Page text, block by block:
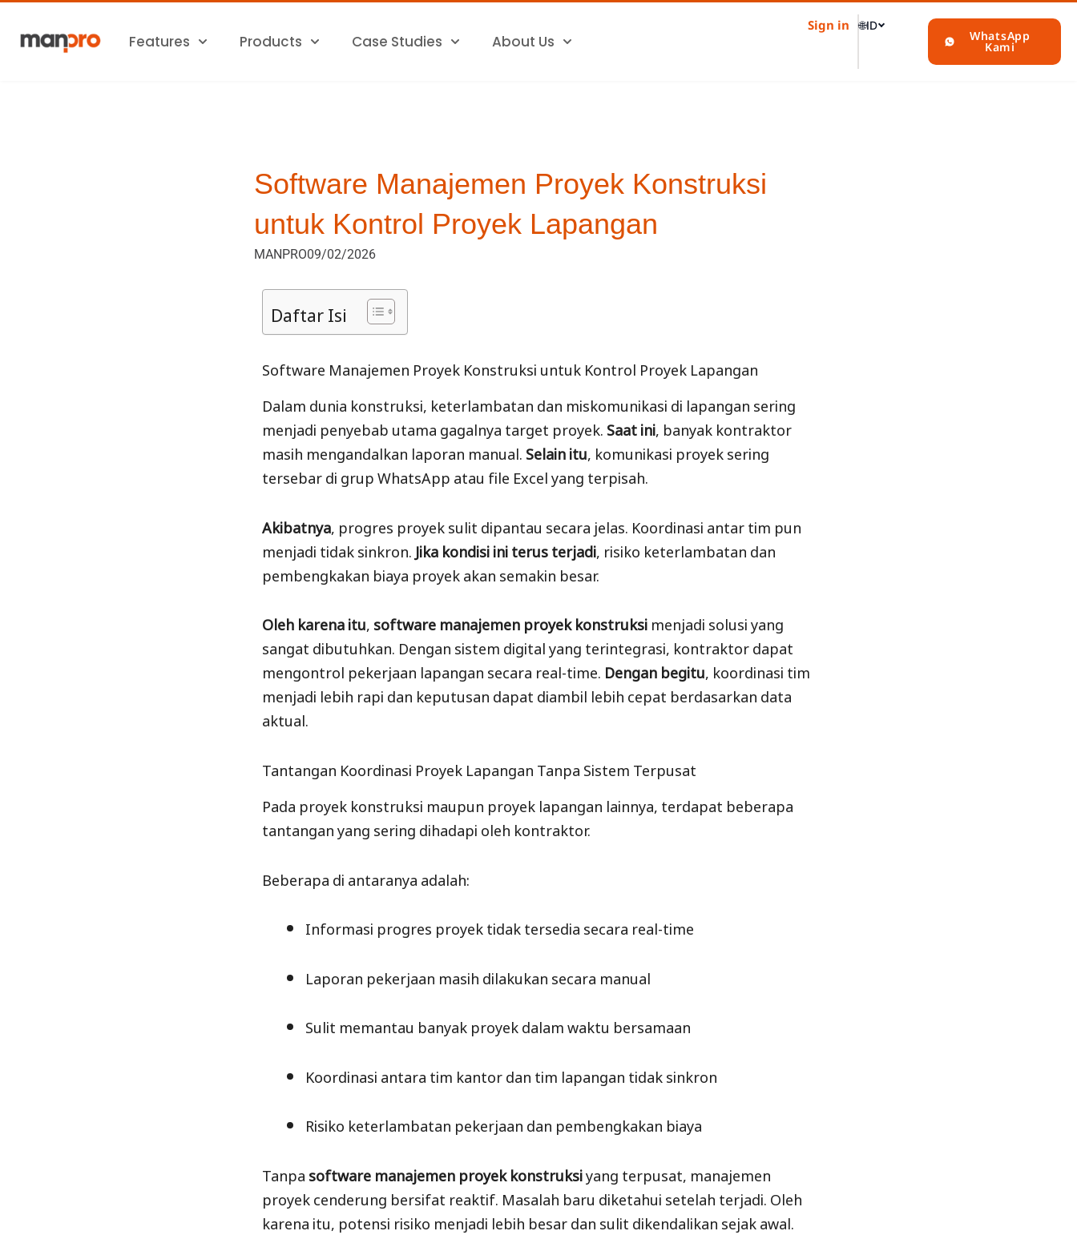
content
Features Products Case Studies About Us
Sign in 🌐ID
WhatsApp
Kami
Software Manajemen Proyek Konstruksi
untuk Kontrol Proyek Lapangan
MANPRO09/02/2026
Daftar Isi
Software Manajemen Proyek Konstruksi untuk Kontrol Proyek Lapangan
Dalam dunia konstruksi, keterlambatan dan miskomunikasi di lapangan sering
menjadi penyebab utama gagalnya target proyek. Saat ini, banyak kontraktor
masih mengandalkan laporan manual. Selain itu, komunikasi proyek sering
tersebar di grup WhatsApp atau file Excel yang terpisah.
Akibatnya, progres proyek sulit dipantau secara jelas. Koordinasi antar tim pun
menjadi tidak sinkron. Jika kondisi ini terus terjadi, risiko keterlambatan dan
pembengkakan biaya proyek akan semakin besar.
Oleh karena itu, software manajemen proyek konstruksi menjadi solusi yang
sangat dibutuhkan. Dengan sistem digital yang terintegrasi, kontraktor dapat
mengontrol pekerjaan lapangan secara real-time. Dengan begitu, koordinasi tim
menjadi lebih rapi dan keputusan dapat diambil lebih cepat berdasarkan data
aktual.
Tantangan Koordinasi Proyek Lapangan Tanpa Sistem Terpusat
Pada proyek konstruksi maupun proyek lapangan lainnya, terdapat beberapa
tantangan yang sering dihadapi oleh kontraktor.
Beberapa di antaranya adalah:
Informasi progres proyek tidak tersedia secara real-time
Laporan pekerjaan masih dilakukan secara manual
Sulit memantau banyak proyek dalam waktu bersamaan
Koordinasi antara tim kantor dan tim lapangan tidak sinkron
Risiko keterlambatan pekerjaan dan pembengkakan biaya
Tanpa software manajemen proyek konstruksiyang terpusat, manajemen
proyek cenderung bersifat reaktif. Masalah baru diketahui setelah terjadi. Oleh
karena itu, potensi risiko menjadi lebih besar dan sulit dikendalikan sejak awal.